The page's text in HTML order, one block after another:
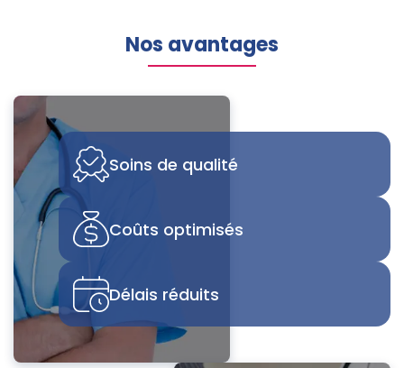
Nos avantages
Soins de qualité
Coûts optimisés
Délais réduits